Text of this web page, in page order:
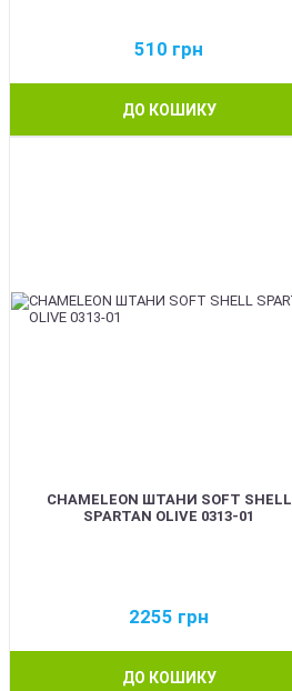
510 грн
ДО КОШИКУ
CHAMELEON ШТАНИ SOFT SHELL
SPARTAN OLIVE 0313-01
2255 грн
ДО КОШИКУ